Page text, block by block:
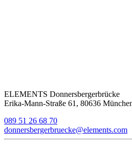
ELEMENTS Donnersbergerbrücke
Erika-Mann-Straße 61, 80636
089 51 26 68 70
donnersbergerbruecke@elements.com